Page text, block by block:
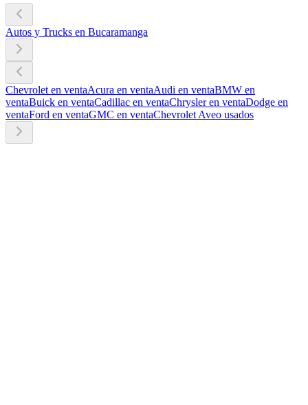
Autos y Trucks en Bucaramanga
Chevrolet en ventaAcura en ventaAudi en ventaBMW en
ventaBuick en ventaCadillac en ventaChrysler en ventaDodge en
ventaFord en ventaGMC en ventaChevrolet Aveo usados